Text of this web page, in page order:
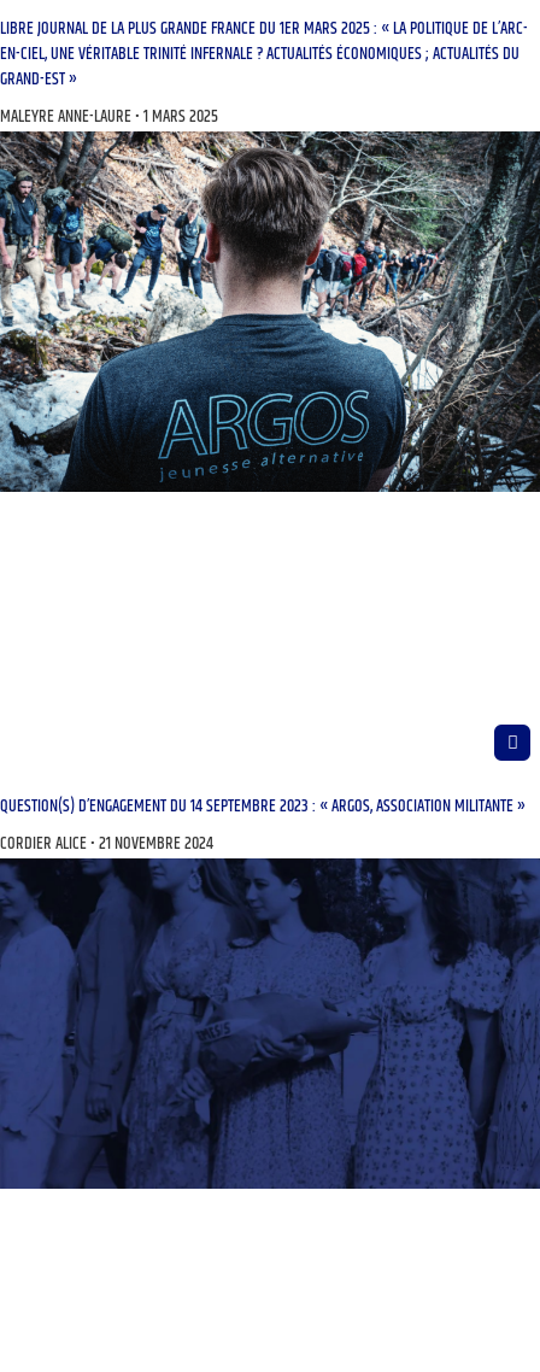
LIBRE JOURNAL DE LA PLUS GRANDE FRANCE DU 1ER MARS 2025 : « LA POLITIQUE DE L’ARC-
EN-CIEL, UNE VÉRITABLE TRINITÉ INFERNALE ? ACTUALITÉS ÉCONOMIQUES ; ACTUALITÉS DU
GRAND-EST »
MALEYRE ANNE-LAURE 1 MARS 2025
QUESTION(S) D’ENGAGEMENT DU 14 SEPTEMBRE 2023 : « ARGOS, ASSOCIATION MILITANTE »
CORDIER ALICE 21 NOVEMBRE 2024